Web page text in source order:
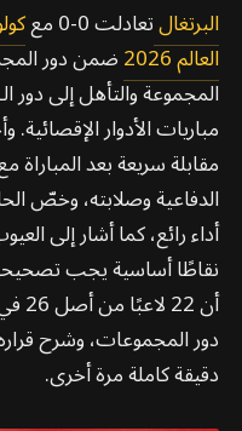
البرتغالتعادلت 0-0 مع
العالم 2026
ضمن دور
مباريات الأدوار الإقصائية.
الدفاعية وصلابته، وخصّ
أداء رائع، كما أشار إلى
نقاطًا أساسية يجب
أن
دقيقة كاملة مرة أخرى.